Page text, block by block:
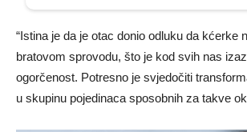
“Istina je da je otac donio odluku da kćerke
bratovom sprovodu, što je kod svih nas
ogorčenost. Potresno je svjedočiti
u skupinu pojedinaca sposobnih za takve